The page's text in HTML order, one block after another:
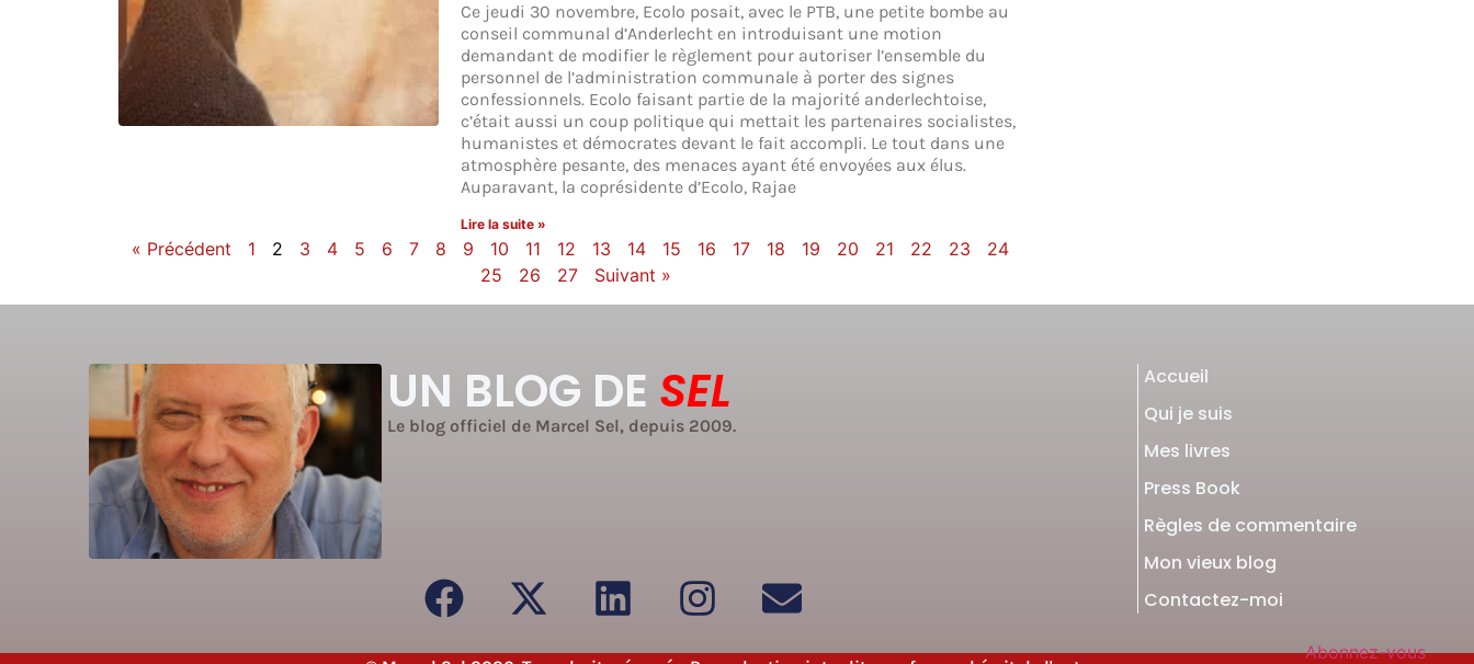
Ce jeudi 30 novembre, Ecolo posait, avec le PTB, une petite bombe au
conseil communal d’Anderlecht en introduisant une motion
demandant de modifier le règlement pour autoriser l’ensemble du
personnel de l’administration communale à porter des signes
confessionnels. Ecolo faisant partie de la majorité anderlechtoise,
c’était aussi un coup politique qui mettait les partenaires socialistes,
humanistes et démocrates devant le fait accompli. Le tout dans une
atmosphère pesante, des menaces ayant été envoyées aux élus.
Auparavant, la coprésidente d’Ecolo, Rajae
Lire la suite »
« Précédent 1 2 3 4 5 6 7 8 9 10 11 12 13 14 15 16 17 18 19 20 21 22 23
24
25
26 27 Suivant »
UN BLOG DE SEL
Le blog officiel de Marcel Sel, depuis 2009.
Accueil
Qui je suis
Mes livres
Press Book
Règles de commentaire
Mon vieux blog
Contactez-moi
Abonnez-vous